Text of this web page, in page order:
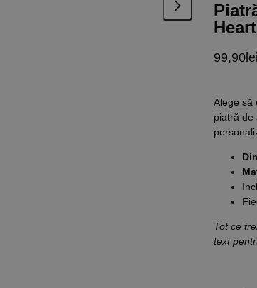
Heart
99,90 lei
Alege să
piatră de
Tot ce
text